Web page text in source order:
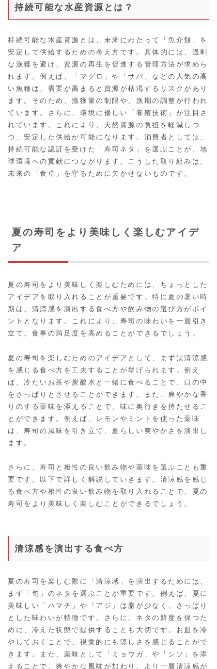
持続可能な水産資源とは？
持続可能な水産資源とは、未来にわたって「魚介類」を
安定して供給するための考え方です。具体的には、過剰
な漁獲を避け、資源の再生を促進する管理方法が求めら
れます。例えば、「マグロ」や「サバ」などの人気の高
い魚種は、需要が高まると資源が枯渇するリスクがあり
ます。そのため、漁獲量の制限や、漁期の調整が行われ
ています。さらに、環境に優しい「養殖技術」が注目さ
れています。これにより、天然資源の負担を軽減しつ
つ、安定した供給が可能になります。消費者としては、
持続可能な認証を受けた「寿司ネタ」を選ぶことが、地
球環境への貢献につながります。こうした取り組みは、
未来の「食卓」を守るために欠かせないものです。
夏の寿司をより美味しく楽しむアイデ
ア
夏の寿司をより美味しく楽しむためには、ちょっとした
アイデアを取り入れることが重要です。特に夏の暑い時
期は、清涼感を演出する食べ方や飲み物の選び方がポイ
ントとなります。これにより、寿司の味わいを一層引き
立て、食事の満足度を高めることができるでしょう。
夏の寿司を楽しむためのアイデアとして、まずは清涼感
を感じる食べ方を工夫することが挙げられます。例え
ば、冷たいお茶や炭酸水と一緒に食べることで、口の中
をさっぱりとさせることができます。また、爽やかな香
りのする薬味を添えることで、味に奥行きを持たせるこ
とができます。例えば、レモンやミントを使った薬味
は、寿司の風味を引き立て、夏らしい爽やかさを演出し
ます。
さらに、寿司と相性の良い飲み物や薬味を選ぶことも重
要です。以下で詳しく解説していきます。清涼感を感じ
る食べ方や相性の良い飲み物を取り入れることで、夏の
寿司をより美味しく楽しむことができるでしょう。
清涼感を演出する食べ方
夏の寿司を楽しむ際に「清涼感」を演出するためには、
まず「旬」のネタを選ぶことが重要です。例えば、夏に
美味しい「ハマチ」や「アジ」は脂が少なく、さっぱり
とした味わいが特徴です。さらに、ネタの鮮度を保つた
めに、冷えた状態で提供することも大切です。お皿を冷
やしておくことで、視覚的にも涼しさを感じることがで
きます。また、薬味として「ミョウガ」や「シソ」を添
えることで、爽やかな風味が加わり、より一層清涼感が